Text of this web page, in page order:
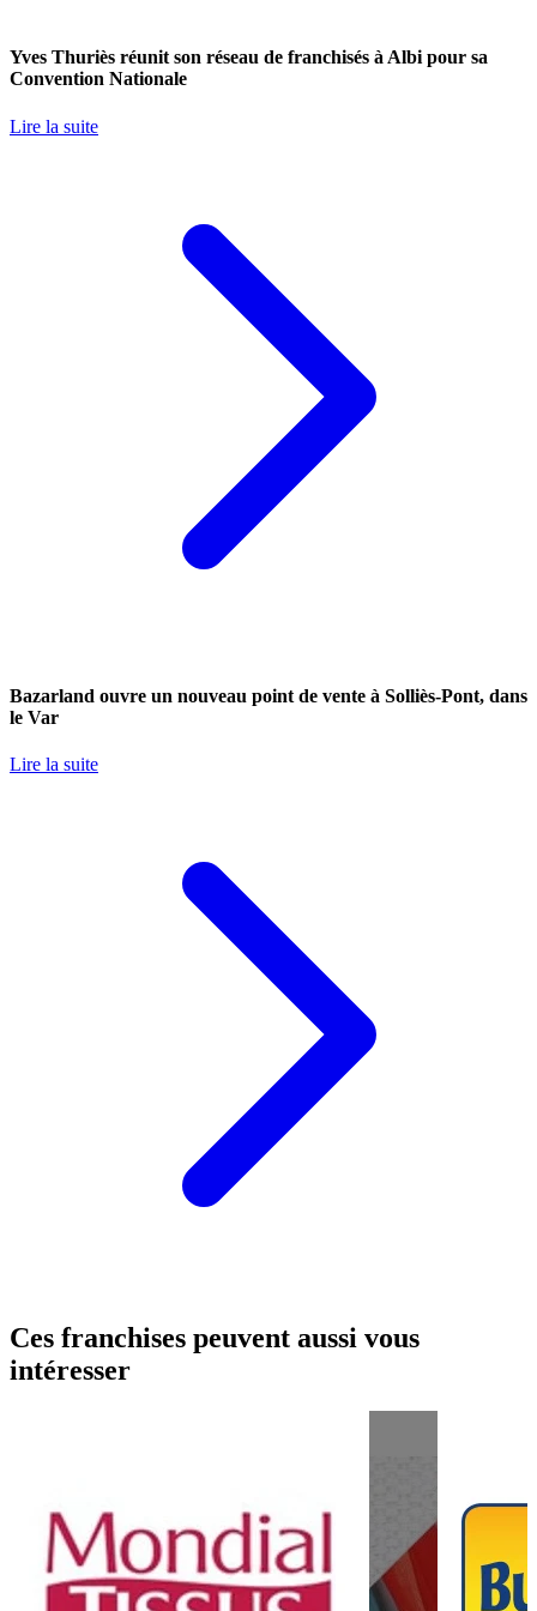
Yves Thuriès réunit son réseau de franchisés à Albi pour sa
Convention Nationale
Lire la suite
Bazarland ouvre un nouveau point de vente à Solliès-Pont, dans
le Var
Lire la suite
Ces franchises peuvent aussi vous
intéresser